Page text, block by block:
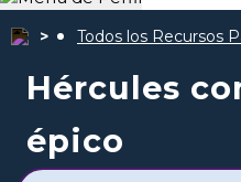
Todos los Recursos
Hércules
épico